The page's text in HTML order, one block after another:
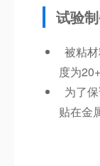
试验
被粘
度为
为了
贴在金